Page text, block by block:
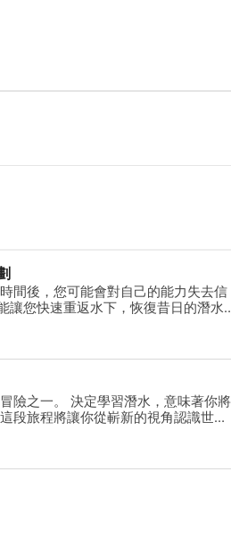
間後，您可能會對自己的能力失去信
讓您快速重返水下，恢復昔日的潛水
SSI專業教練的指導下，回顧並練習開
水技巧。水肺技能更新課程不僅能讓
中斷一段時間後恢復水肺潛水訓練的
中盡情享受水下世界，而無需擔心自
參加此課程。對於開放水域潛水員學
能、迎接正式開放水域潛水的理想選
放慢節奏，專注於自身的弱點。
險之一。 決定學習潛水，意味著你將
段旅程將讓你從嶄新的視角認識世
最後的「未知領域」——海洋。 身為
水下世界的奇蹟，邂逅令人驚嘆的海
處的沉船與生態系統。 透過個性化教
保你能 掌握成為自信且安全潛水員所
，你將獲得全球公認的 SSI 開放水域